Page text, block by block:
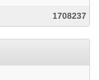
1708237